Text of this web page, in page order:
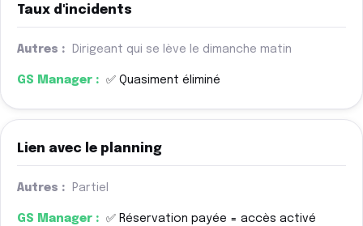
Taux d'incidents
Dirigeant qui se lève le dimanche matin
✅ Quasiment éliminé
Lien avec le planning
Partiel
✅ Réservation payée = accès activé